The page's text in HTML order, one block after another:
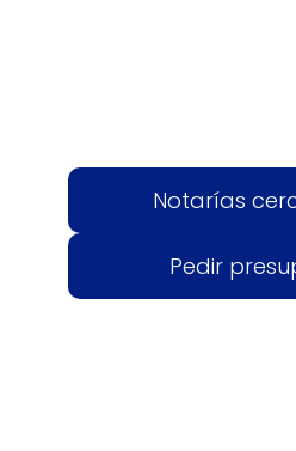
Notarías
Pedir